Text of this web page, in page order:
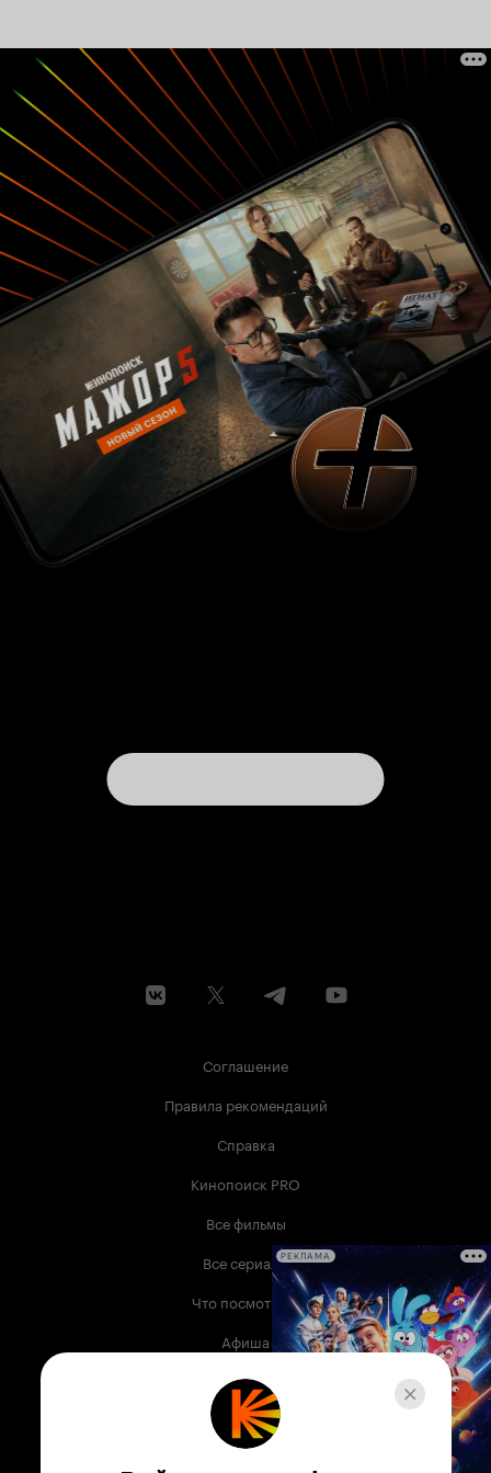
Соглашение
Правила рекомендаций
Справка
Кинопоиск PRO
Все фильмы
Все сериалы
Что посмотреть
Афиша
Музыка
Телепрограмма
РЕКЛАМА